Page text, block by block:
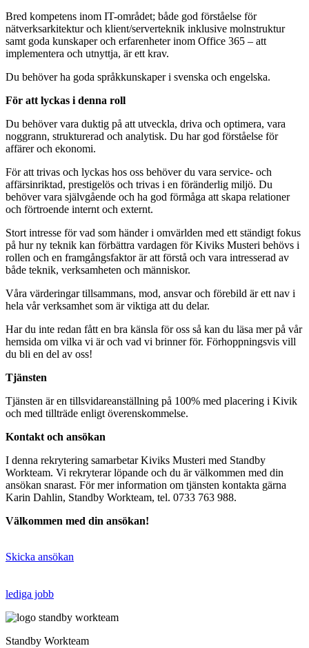
Bred kompetens inom IT-området; både god förståelse för
nätverksarkitektur och klient/serverteknik inklusive molnstruktur
samt goda kunskaper och erfarenheter inom Office 365 – att
implementera och utnyttja, är ett krav.
Du behöver ha goda språkkunskaper i svenska och engelska.
För att lyckas i denna roll
Du behöver vara duktig på att utveckla, driva och optimera, vara
noggrann, strukturerad och analytisk. Du har god förståelse för
affärer och ekonomi.
För att trivas och lyckas hos oss behöver du vara service- och
affärsinriktad, prestigelös och trivas i en föränderlig miljö. Du
behöver vara självgående och ha god förmåga att skapa relationer
och förtroende internt och externt.
Stort intresse för vad som händer i omvärlden med ett ständigt fokus
på hur ny teknik kan förbättra vardagen för Kiviks Musteri behövs i
rollen och en framgångsfaktor är att förstå och vara intresserad av
både teknik, verksamheten och människor.
Våra värderingar tillsammans, mod, ansvar och förebild är ett nav i
hela vår verksamhet som är viktiga att du delar.
Har du inte redan fått en bra känsla för oss så kan du läsa mer på vår
hemsida om vilka vi är och vad vi brinner för. Förhoppningsvis vill
du bli en del av oss!
Tjänsten
Tjänsten är en tillsvidareanställning på 100% med placering i Kivik
och med tillträde enligt överenskommelse.
Kontakt och ansökan
I denna rekrytering samarbetar Kiviks Musteri med Standby
Workteam. Vi rekryterar löpande och du är välkommen med din
ansökan snarast. För mer information om tjänsten kontakta gärna
Karin Dahlin, Standby Workteam, tel. 0733 763 988.
Välkommen med din ansökan!
Skicka ansökan
lediga jobb
Standby Workteam